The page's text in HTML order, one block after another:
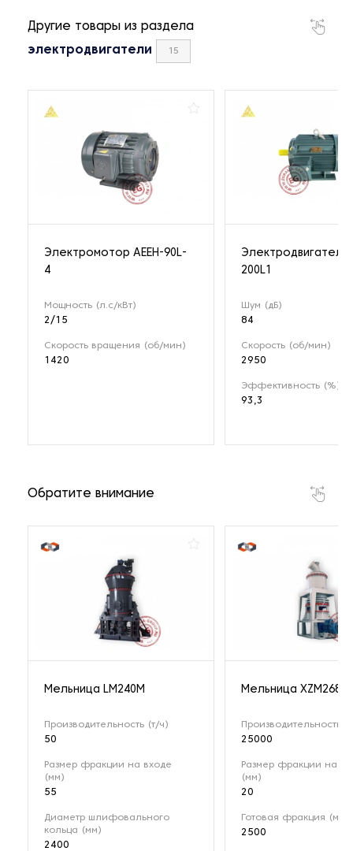
Другие товары из раздела
электродвигатели 15
Электромотор AEEH-90L-
4
Мощность (л.с/кВт)
2/15
Скорость вращения (об/мин)
1420
Электродвигатель
200L1
Шум (дБ)
84
Скорость (об/мин)
2950
Эффективность (%)
93,3
Обратите внимание
Мельница LM240M
Производительность (т/ч)
50
Размер фракции на входе
(мм)
55
Диаметр шлифовального
кольца (мм)
2400
Мельница XZM268
Производительность
25000
Размер фракции на
(мм)
20
Готовая фракция
2500